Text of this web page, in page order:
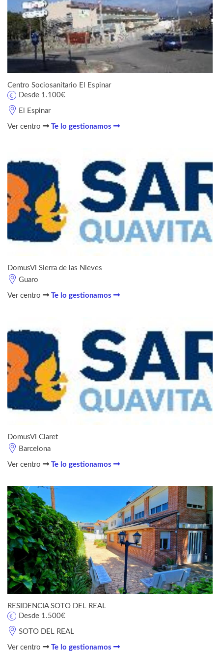
Centro Sociosanitario El Espinar
El Espinar
Desde 1.100€
Ver centro Te lo gestionamos
DomusVi Sierra de las Nieves
Guaro
Ver centro Te lo gestionamos
DomusVi Claret
Barcelona
Ver centro Te lo gestionamos
RESIDENCIA SOTO DEL REAL
SOTO DEL REAL
Desde 1.500€
Ver centro Te lo gestionamos